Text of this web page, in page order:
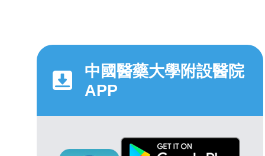
中國醫藥大學附設醫院
APP